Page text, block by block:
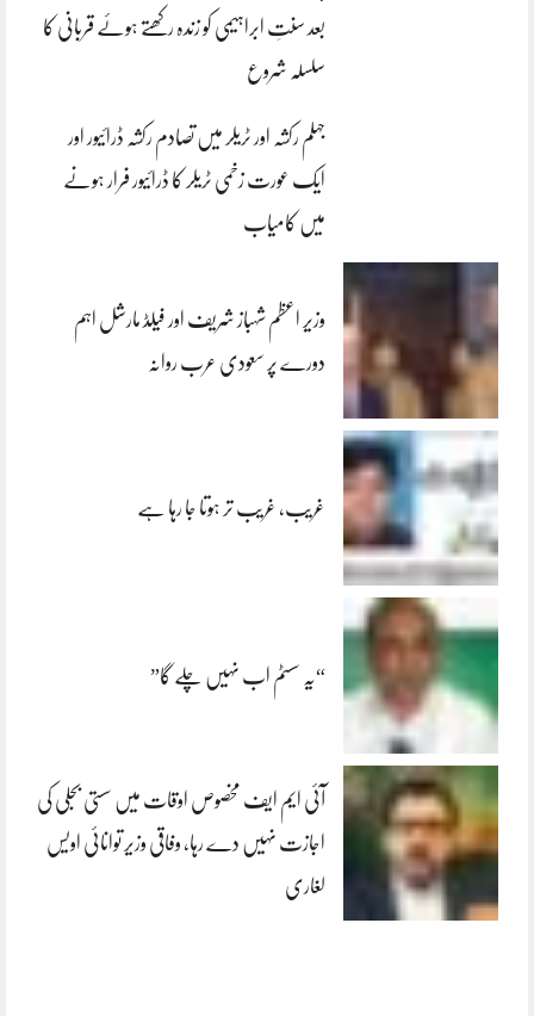
بعد سنتِ ابراہیمی کو زندہ رکھتے ہوئے قربانی کا
سلسلہ شروع
جہلم رکشہ اور ٹریلر میں تصادم رکشہ ڈرائیور اور
ایک عورت زخمی ٹریلر کا ڈرائیور فرار ہونے
میں کامیاب
وزیر اعظم شہباز شریف اور فیلڈ مارشل اہم
دورے پر سعودی عرب روانہ
غریب، غریب تر ہوتا جا رہا ہے
“یہ سسٹم اب نہیں چلے گا”
آئی ایم ایف مخصوص اوقات میں سستی بجلی کی
اجازت نہیں دے رہا، وفاقی وزیر توانائی اویس
لغاری